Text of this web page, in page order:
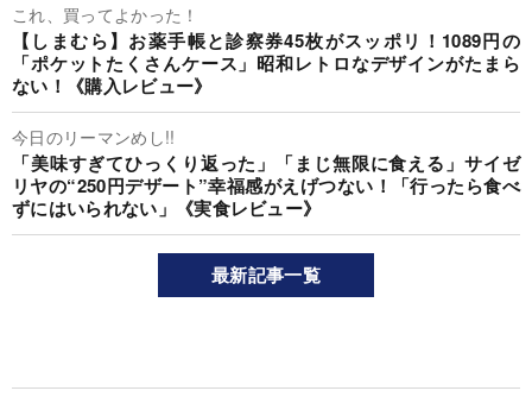
これ、買ってよかった！
【しまむら】お薬手帳と診察券45枚がスッポリ！1089円の
「ポケットたくさんケース」昭和レトロなデザインがたまら
ない！《購入レビュー》
今日のリーマンめし!!
「美味すぎてひっくり返った」「まじ無限に食える」サイゼ
リヤの“250円デザート”幸福感がえげつない！「行ったら食べ
ずにはいられない」《実食レビュー》
最新記事一覧